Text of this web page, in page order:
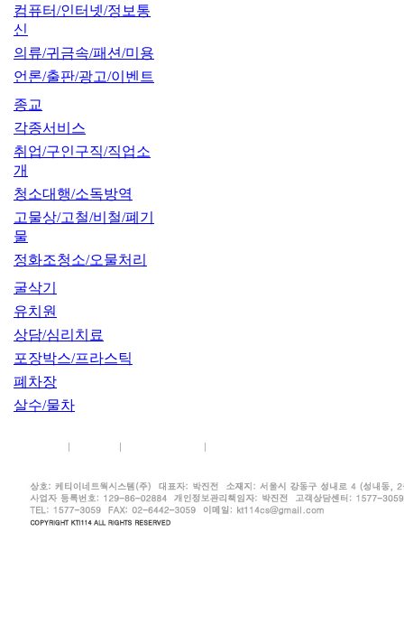
컴퓨터/인터넷/정보통
신
의류/귀금속/패션/미용
언론/출판/광고/이벤트
종교
각종서비스
취업/구인구직/직업소
개
청소대행/소독방역
고물상/고철/비철/폐기
물
정화조청소/오물처리
굴삭기
유치원
상담/심리치료
포장박스/프라스틱
폐차장
살수/물차